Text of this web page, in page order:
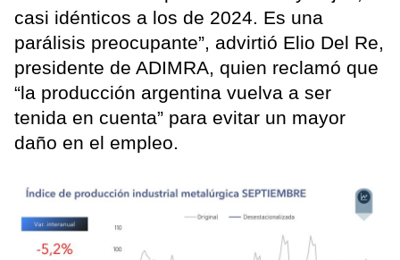
casi idénticos a los de 2024. Es una
parálisis preocupante”, advirtió Elio Del Re,
presidente de ADIMRA, quien reclamó que
“la producción argentina vuelva a ser
tenida en cuenta” para evitar un mayor
daño en el empleo.